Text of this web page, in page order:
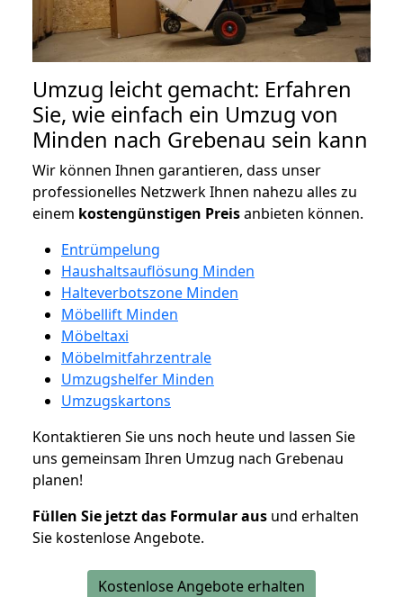
Umzug leicht gemacht: Erfahren
Sie, wie einfach ein Umzug von
Minden nach Grebenau sein kann
Wir können Ihnen garantieren, dass unser
professionelles Netzwerk Ihnen nahezu alles zu
einem kostengünstigen Preisanbieten können.
Entrümpelung
Haushaltsauflösung Minden
Halteverbotszone Minden
Möbellift Minden
Möbeltaxi
Möbelmitfahrzentrale
Umzugshelfer Minden
Umzugskartons
Kontaktieren Sie uns noch heute und lassen Sie
uns gemeinsam Ihren Umzug nach Grebenau
planen!
Füllen Sie jetzt das Formular aus und erhalten
Sie kostenlose Angebote.
Kostenlose Angebote erhalten